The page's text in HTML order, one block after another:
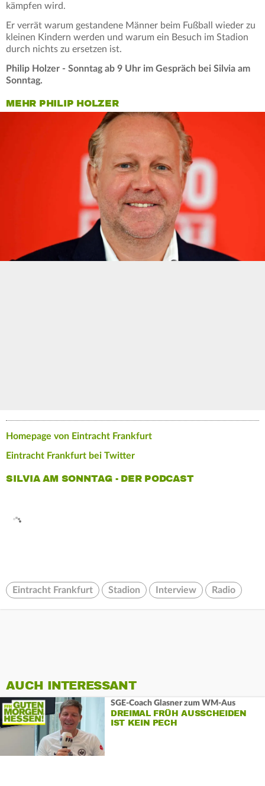
kämpfen wird.
Er verrät warum gestandene Männer beim Fußball wieder zu
kleinen Kindern werden und warum ein Besuch im Stadion
durch nichts zu ersetzen ist.
Philip Holzer - Sonntag ab 9 Uhr im Gespräch bei Silvia am
Sonntag.
MEHR PHILIP HOLZER
Homepage von Eintracht Frankfurt
Eintracht Frankfurt bei Twitter
SILVIA AM SONNTAG - DER PODCAST
Eintracht Frankfurt Stadion Interview Radio
AUCH INTERESSANT
SGE-Coach Glasner zum WM-Aus
DREIMAL FRÜH AUSSCHEIDEN
IST KEIN PECH